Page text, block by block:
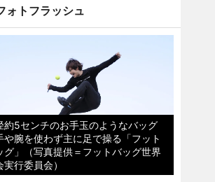
ォトフラッシュ
約5センチのお手玉のようなバッグ
や腕を使わず主に足で操る「フット
グ」（写真提供＝フットバッグ世界
実行委員会）